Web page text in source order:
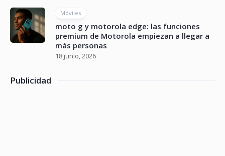
Móviles
moto g y motorola edge: las funciones
premium de Motorola empiezan a llegar a
más personas
18 junio, 2026
Publicidad